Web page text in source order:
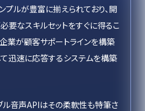
プルが豊富に揃えられており、開
要なスキルセットをすぐに得るこ
企業が顧客サポートラインを構築
迅速に応答するシステムを構築
ル音声APIはその柔軟性も特筆さ